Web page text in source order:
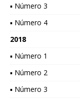
▪ Número 3
▪ Número 4
2018
▪ Número 1
▪ Número 2
▪ Número 3